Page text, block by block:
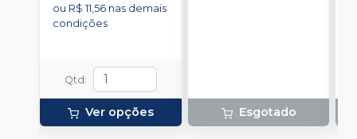
ou R$ 11,56 nas demais
condições
Qtd:
Ver opções Esgotado